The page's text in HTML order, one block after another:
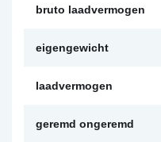
bruto laadvermogen
eigengewicht
laadvermogen
geremd ongeremd